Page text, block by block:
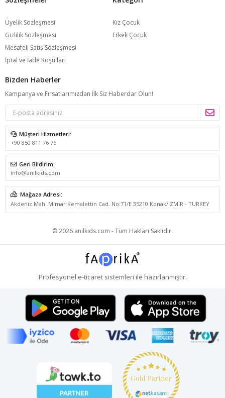
Üyelik Sözleşmesi
Gizlilik Sözleşmesi
Mesafeli Satış Sözleşmesi
İptal ve İade Koşulları
Kız Çocuk
Erkek Çocuk
Bizden Haberler
Kampanya ve Fırsatlarımızdan İlk Siz Haberdar Olun!
Müşteri Hizmetleri:
+90 850 811 76 76
Geri Bildirim:
info@anilkids.com
Mağaza Adresi:
Akdeniz Mah. Mimar Kemalettin Cad. No:71/E 35210 Konak/İZMİR - TURKEY
© 2026 anilkids.com - Tüm Hakları Saklıdır.
Profesyonel e-ticaretsistemleri ile hazırlanmıştır.